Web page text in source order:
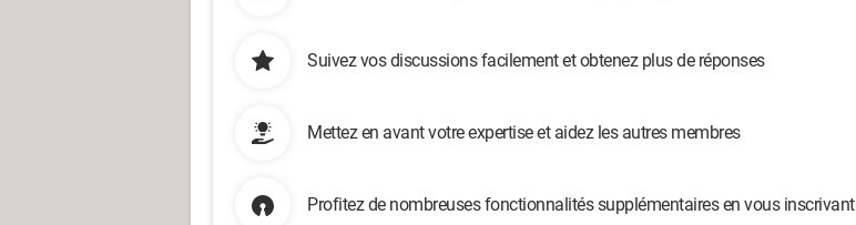
Suivez vos discussions facilement et obtenez plus de réponses
Mettez en avant votre expertise et aidez les autres membres
Profitez de nombreuses fonctionnalités supplémentaires en vous inscrivant